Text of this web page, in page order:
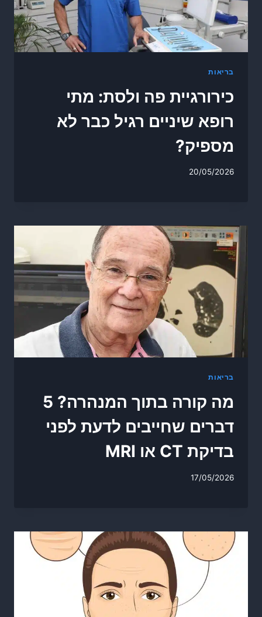
בריאות
כירורגיית פה ולסת: מתי
רופא שיניים רגיל כבר לא
מספיק?
20/05/2026
בריאות
מה קורה בתוך המנהרה? 5
דברים שחייבים לדעת לפני
בדיקת CT או MRI
17/05/2026